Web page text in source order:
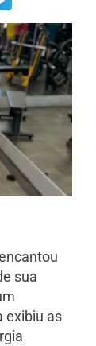
sua
exibiu as